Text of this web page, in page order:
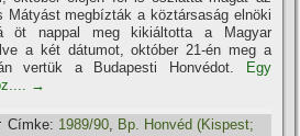
Mátyást megbí­zták a köztársaság elnöki
öt nappal meg kikiáltotta a Magyar
a két dátumot, október 21-én meg a
vertük a Budapesti Honvédot.
Egy
→
Címke: 1989/90, Bp. Honvéd (Kispest;